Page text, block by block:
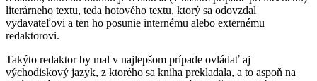
literárneho textu, teda hotového textu, ktorý sa odovzdal
vydavateľovi a ten ho posunie internému alebo externému
redaktorovi.
Takýto redaktor by mal v najlepšom prípade ovládať aj
východiskový jazyk, z ktorého sa kniha prekladala, a to aspoň na